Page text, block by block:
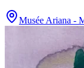
Musée Ariana -